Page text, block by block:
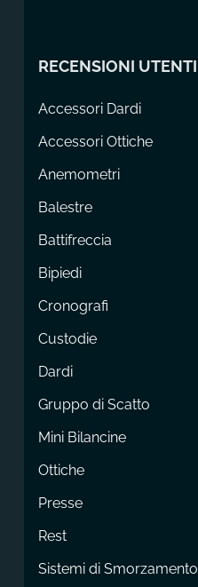
RECENSIONI UTENTI
Accessori Dardi
Accessori Ottiche
Anemometri
Balestre
Battifreccia
Bipiedi
Cronografi
Custodie
Dardi
Gruppo di Scatto
Mini Bilancine
Ottiche
Presse
Rest
Sistemi di Smorzamento